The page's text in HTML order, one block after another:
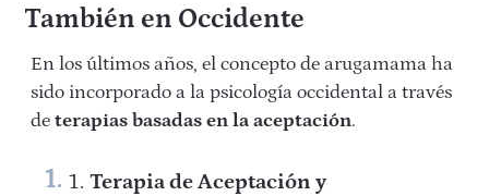
También en Occidente
En los últimos años, el concepto de arugamama ha
sido incorporado a la psicología occidental a través
de terapias basadas en la aceptación.
Terapia de Aceptación y